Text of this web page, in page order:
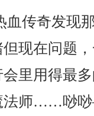
传奇发现
现在问题
里用得最
法师……唦